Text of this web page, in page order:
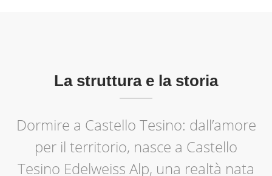
La struttura e la storia
Dormire a Castello Tesino: dall’amore
per il territorio, nasce a Castello
Tesino Edelweiss Alp, una realtà nata